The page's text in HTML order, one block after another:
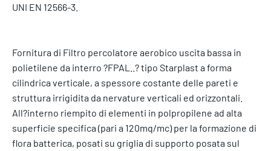
UNI EN 12566-3.
Fornitura di Filtro percolatore aerobico uscita bassa in
polietilene da interro ?FPAL..? tipo Starplast a forma
cilindrica verticale, a spessore costante delle pareti e
struttura irrigidita da nervature verticali ed orizzontali.
All?interno riempito di elementi in polpropilene ad alta
superficie specifica (pari a 120mq/mc) per la formazione di
flora batterica, posati su griglia di supporto posata sul